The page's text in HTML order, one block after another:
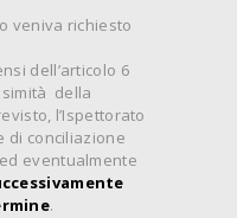
veniva richiesto
dell’articolo 6
della
l’Ispettorato
di conciliazione
eventualmente
.